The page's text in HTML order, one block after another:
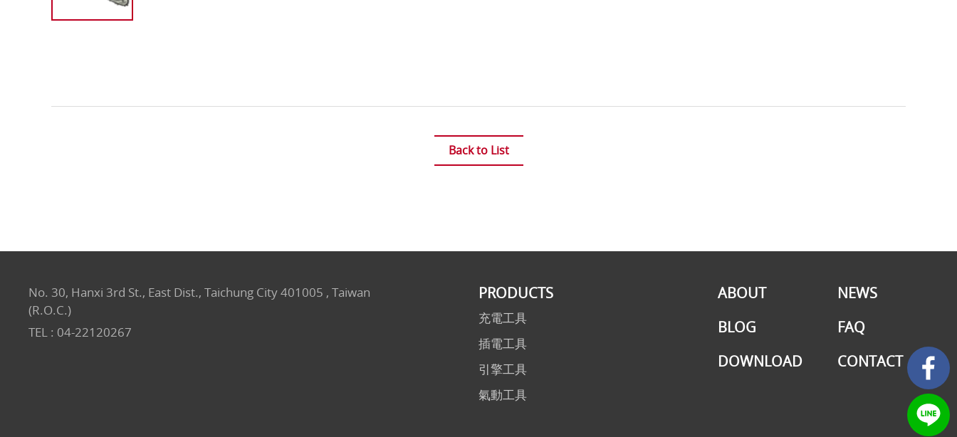
Back to List
PRODUCTS
充電工具
插電工具
引擎工具
氣動工具
ABOUT
NEWS
BLOG
FAQ
DOWNLOAD
CONTACT
No. 30, Hanxi 3rd St., East Dist., Taichung City 401005 , Taiwan
(R.O.C.)
TEL : 04-22120267